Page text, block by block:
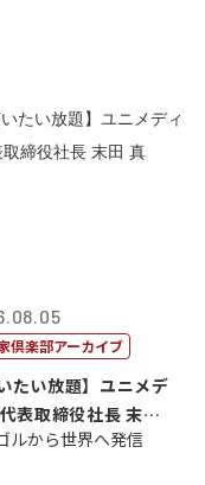
倶楽部アーカイブ
たい放題】ユニメデ
表取締役社長 末田
ルから世界へ発信